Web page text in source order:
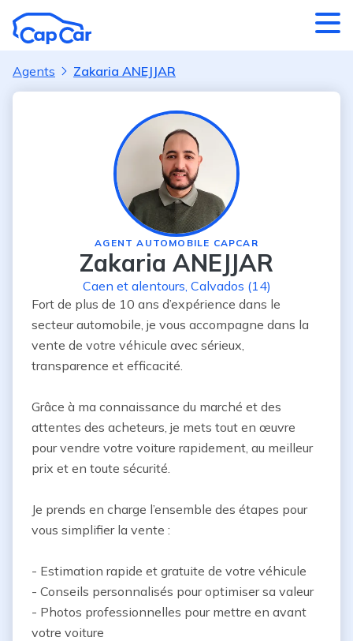
Agents Zakaria ANEJJAR
AGENT AUTOMOBILE CAPCAR
Zakaria ANEJJAR
Caen et alentours, Calvados (14)
Fort de plus de 10 ans d’expérience dans le
secteur automobile, je vous accompagne dans la
vente de votre véhicule avec sérieux,
transparence et efficacité.
Grâce à ma connaissance du marché et des
attentes des acheteurs, je mets tout en œuvre
pour vendre votre voiture rapidement, au meilleur
prix et en toute sécurité.
Je prends en charge l’ensemble des étapes pour
vous simplifier la vente :
- Estimation rapide et gratuite de votre véhicule
- Conseils personnalisés pour optimiser sa valeur
- Photos professionnelles pour mettre en avant
votre voiture